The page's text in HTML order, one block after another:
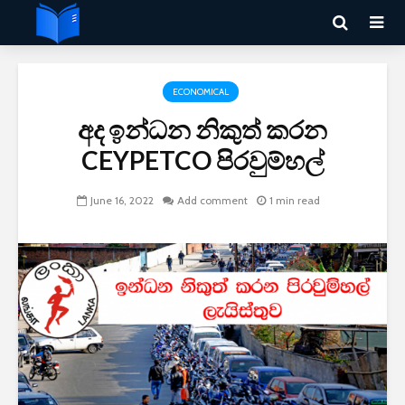
ECONOMICAL
අද ඉන්ධන නිකුත් කරන
CEYPETCO පිරවුම්හල්
June 16, 2022 Add comment 1 min read